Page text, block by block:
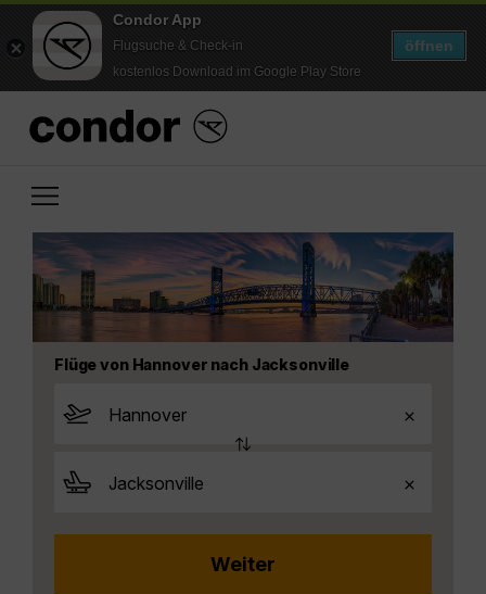
Condor App
Flugsuche & Check-in
kostenlos Download im Google Play Store
öffnen
Flüge von Hannover nach Jacksonville